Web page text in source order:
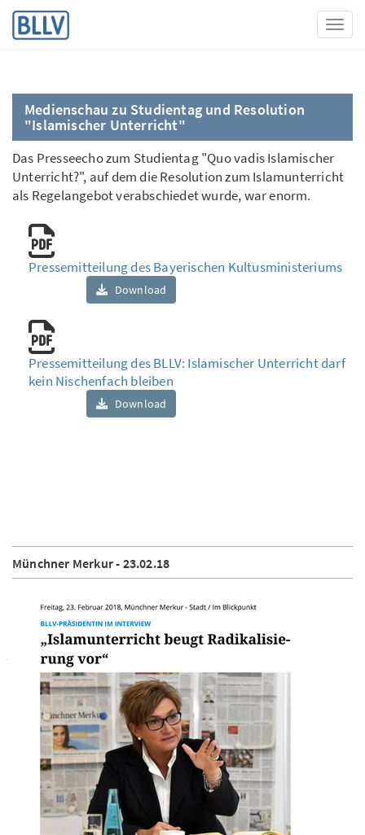
Medienschau zu Studientag und Resolution
"Islamischer Unterricht"
Das Presseecho zum Studientag "Quo vadis Islamischer
Unterricht?", auf dem die Resolution zum Islamunterricht
als Regelangebot verabschiedet wurde, war enorm.
Pressemitteilung des Bayerischen Kultusministeriums
Download
Pressemitteilung des BLLV: Islamischer Unterricht darf
kein Nischenfach bleiben
Download
Münchner Merkur - 23.02.18